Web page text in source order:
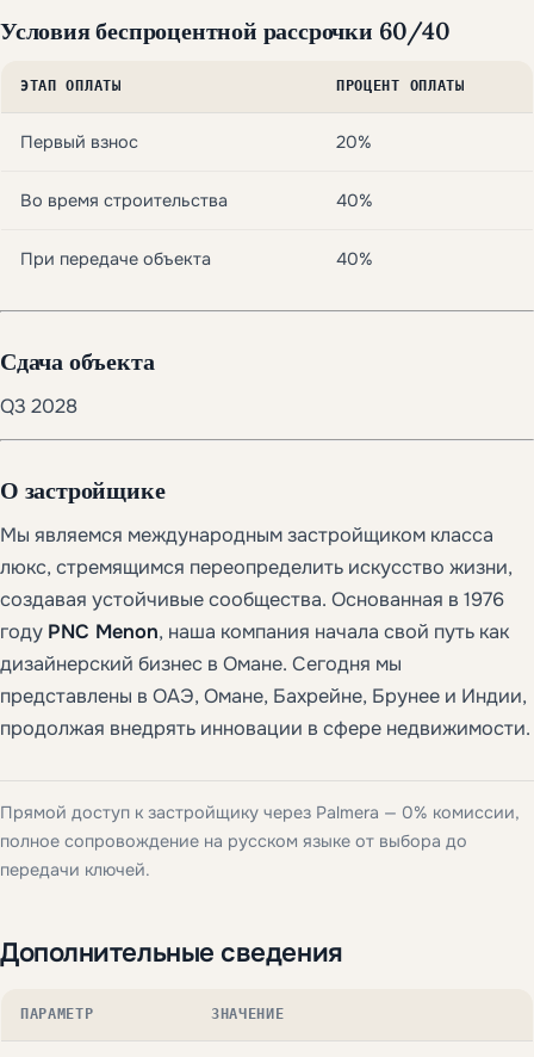
Условия беспроцентной рассрочки 60/40
ЭТАП ОПЛАТЫ ПРОЦЕНТ ОПЛАТЫ
Первый взнос 20%
Во время строительства 40%
При передаче объекта 40%
Сдача объекта
Q3 2028
О застройщике
Мы являемся международным застройщиком класса
люкс, стремящимся переопределить искусство жизни,
создавая устойчивые сообщества. Основанная в 1976
году PNC Menon, наша компания начала свой путь как
дизайнерский бизнес в Омане. Сегодня мы
представлены в ОАЭ, Омане, Бахрейне, Брунее и Индии,
продолжая внедрять инновации в сфере недвижимости.
Прямой доступ к застройщику через Palmera — 0% комиссии,
полное сопровождение на русском языке от выбора до
передачи ключей.
Дополнительные сведения
ПАРАМЕТР ЗНАЧЕНИЕ